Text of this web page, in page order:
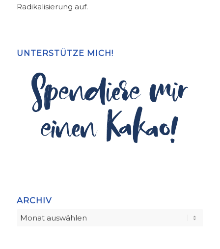
Radikalisierung auf.
UNTERSTÜTZE MICH!
ARCHIV